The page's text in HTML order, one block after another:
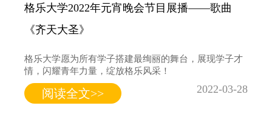
格乐大学2022年元宵晚会节目展播——歌曲
《齐天大圣》
格乐大学愿为所有学子搭建最绚丽的舞台，展现学子才
情，闪耀青年力量，绽放格乐风采！
阅读全文>> 2022-03-28